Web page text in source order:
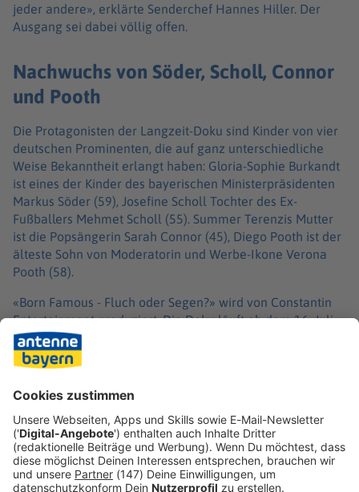
jeder andere», erklärte Senderchef Hannes Hiller. Der
Ausgang sei dabei völlig offen.
Nachwuchs von Söder, Scholl, Connor
und Pooth
Die Protagonisten der Langzeit-Doku sind Kinder von vier
deutschen Prominenten, die auf ganz unterschiedliche
Weise Bekanntheit erlangt haben: Gloria-Sophie Burkandt
ist eines der Kinder des bayerischen Ministerpräsidenten
Markus Söder (59), Josefine Scholl Tochter des Ex-
Fußballers Mehmet Scholl (55). Summer Terenzis Mutter
ist die Popsängerin Sarah Connor (45), Diego Pooth ist der
älteste Sohn von Moderatorin und Werbe-Ikone Verona
Pooth (58).
«Born Famous - Fluch oder Segen?» wird von Constantin
Entertainment produziert. Die Doku läuft ab dem 16. Juli
auf ProSieben und zum Streamen auf der Plattform Joyn.